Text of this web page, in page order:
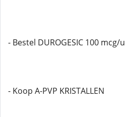
- Bestel DUROGESIC 100 mcg/u
- Koop A-PVP KRISTALLEN